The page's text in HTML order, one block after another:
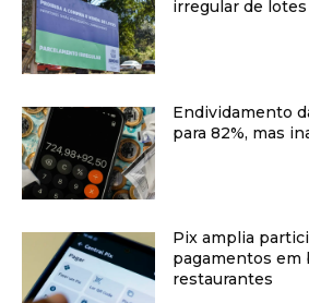
irregular de
Endividamento
para 82%, mas
Pix amplia
pagamentos em
restaurantes